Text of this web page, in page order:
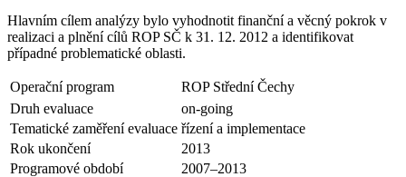
Hlavním cílem analýzy bylo vyhodnotit finanční a věcný pokrok v
realizaci a plnění cílů ROP SČ k 31. 12. 2012 a identifikovat
případné problematické oblasti.
Operační program
ROP Střední Čechy
Druh evaluace
on-going
Tematické zaměření evaluace řízení a implementace
Rok ukončení
2013
Programové období
2007–2013